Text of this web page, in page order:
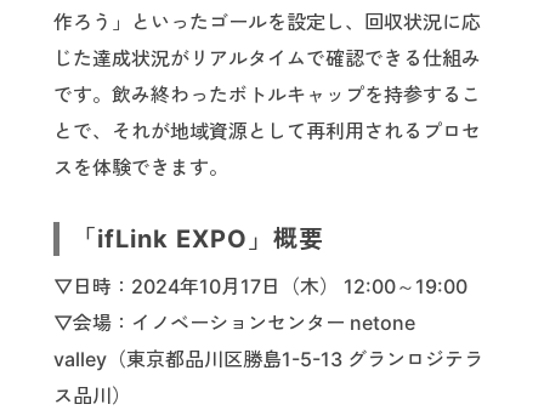
作ろう」といったゴールを設定し、回収状況に応
じた達成状況がリアルタイムで確認できる仕組み
です。飲み終わったボトルキャップを持参するこ
とで、それが地域資源として再利用されるプロセ
スを体験できます。
「ifLink EXPO」概要
▽日時：2024年10月17日（木） 12:00～19:00
▽会場：イノベーションセンター netone
valley（東京都品川区勝島1-5-13 グランロジテラ
ス品川）